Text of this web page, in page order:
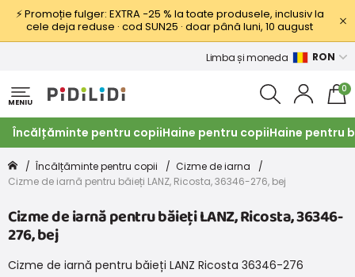
⚡ Promoție fulger: EXTRA −25 % la toate produsele, inclusiv la
cele deja reduse · cod SUN25 · doar până luni, 10 august
Limba și moneda RON
MENIU
0
Încălțăminte pentru copiiHaine pentru copiiHaine pentru
Încălțăminte pentru copii
Cizme de iarna
Cizme de iarnă pentru băieți LANZ, Ricosta, 36346-276, bej
Cizme de iarnă pentru băieți LANZ, Ricosta, 36346-
276, bej
Cizme de iarnă pentru băieți LANZ Ricosta 36346-276